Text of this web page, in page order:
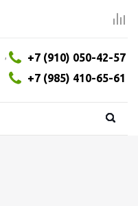
+7 (910) 050-42-57
,
+7 (985) 410-65-61